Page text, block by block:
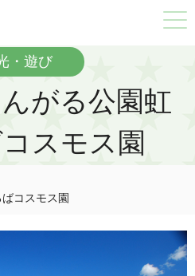
・遊び
がる公園虹
スモス園
コスモス園